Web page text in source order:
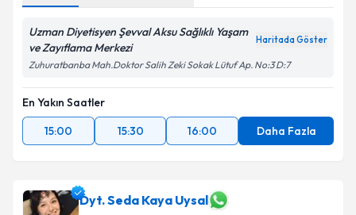
Uzman Diyetisyen Şevval Aksu Sağlıklı Yaşam
ve Zayıflama Merkezi
Haritada Göster
Zuhuratbanba Mah.Doktor Salih Zeki Sokak Lütuf Ap. No:3 D:7
En Yakın Saatler
15:00
15:30 16:00 Daha Fazla
Dyt. Seda Kaya Uysal